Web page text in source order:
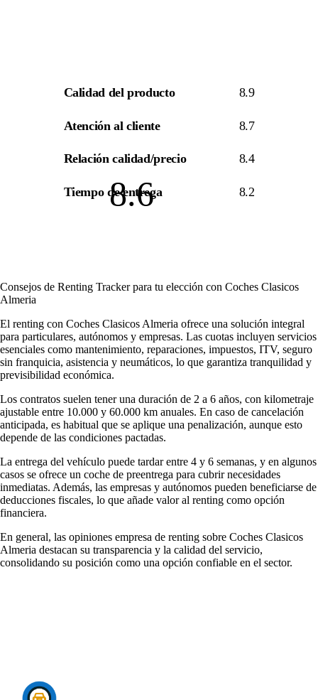
8.6
Calidad del producto 8.9
Atención al cliente 8.7
Relación calidad/precio 8.4
Tiempo de entrega 8.2
Consejos de Renting Tracker para tu elección con Coches Clasicos
Almeria
El renting con Coches Clasicos Almeria ofrece una solución integral
para particulares, autónomos y empresas. Las cuotas incluyen servicios
esenciales como mantenimiento, reparaciones, impuestos, ITV, seguro
sin franquicia, asistencia y neumáticos, lo que garantiza tranquilidad y
previsibilidad económica.
Los contratos suelen tener una duración de 2 a 6 años, con kilometraje
ajustable entre 10.000 y 60.000 km anuales. En caso de cancelación
anticipada, es habitual que se aplique una penalización, aunque esto
depende de las condiciones pactadas.
La entrega del vehículo puede tardar entre 4 y 6 semanas, y en algunos
casos se ofrece un coche de preentrega para cubrir necesidades
inmediatas. Además, las empresas y autónomos pueden beneficiarse de
deducciones fiscales, lo que añade valor al renting como opción
financiera.
En general, las opiniones empresa de renting sobre Coches Clasicos
Almeria destacan su transparencia y la calidad del servicio,
consolidando su posición como una opción confiable en el sector.